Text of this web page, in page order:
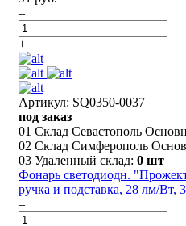
–
+
Артикул: SQ0350-0037
под заказ
01 Склад Севастополь
02 Склад Симферополь
03 Удаленный склад: 0 шт
Фонарь светодиодн.
ручка и подставка, 28 лм/Вт,
–